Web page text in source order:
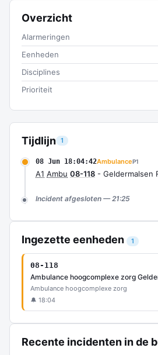
Tijdlijn 1
08 Jun 18:04:42AmbulanceP1
A1 Ambu 08-118 - Geldermalsen
Incident afgesloten — 21:25
Ingezette eenheden 1
08-118
Ambulance hoogcomplexe zorg
Ambulance hoogcomplexe zorg
🔔 18:04
Recente incidenten in de
Overzicht
Alarmeringen
Eenheden
Disciplines
Prioriteit